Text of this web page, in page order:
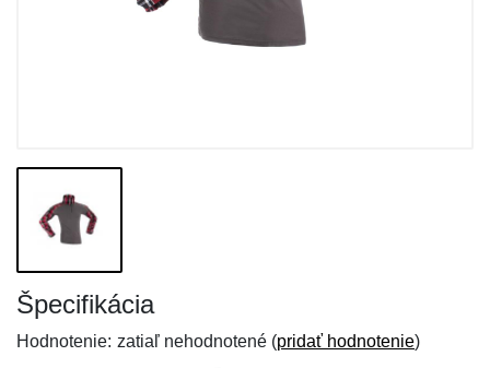
Špecifikácia
Hodnotenie: zatiaľ nehodnotené (pridať hodnotenie)